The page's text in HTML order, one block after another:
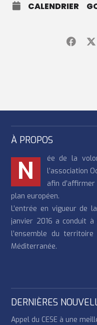
CALENDRIER
À PROPOS
N
ée de la
l’association
afin
plan européen.
L’entrée en vigueur de
janvier 2016 a conduit
l’ensemble du
Méditerranée.
DERNIÈRES
Appel du CESE à une